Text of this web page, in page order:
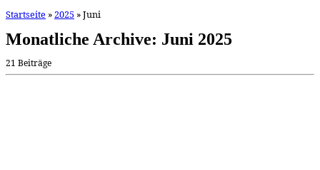
Startseite »2025 »Juni
Monatliche Archive: Juni 2025
21 Beiträge